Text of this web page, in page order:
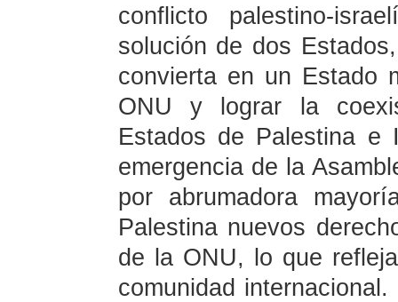
conflicto palestino-
solución de dos
convierta en un Estado
ONU y lograr la
Estados de Palestina e
emergencia de la
por abrumadora
Palestina nuevos
de la ONU, lo que
comunidad